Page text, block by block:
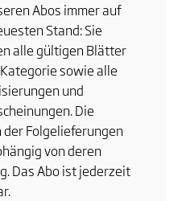
Abos immer auf
Stand: Sie
alle gültigen Blätter
sowie alle
und
Die
der Folgelieferungen
von deren
Das Abo ist jederzeit